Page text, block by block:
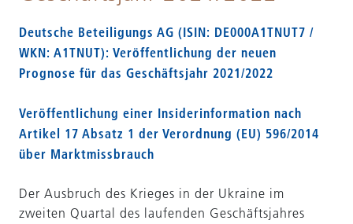
Deutsche Beteiligungs AG (ISIN: DE000A1TNUT7 /
WKN: A1TNUT): Veröffentlichung der neuen
Prognose für das Geschäftsjahr 2021/2022
Veröffentlichung einer Insiderinformation nach
Artikel 17 Absatz 1 der Verordnung (EU) 596/2014
über Marktmissbrauch
Der Ausbruch des Krieges in der Ukraine im
zweiten Quartal des laufenden Geschäftsjahres